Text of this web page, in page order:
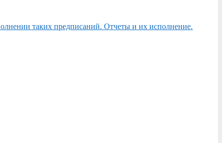
таких предписаний. Отчеты и их исполнение.